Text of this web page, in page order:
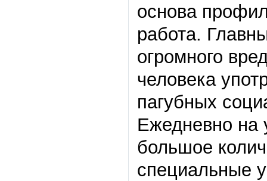
основа
работа.
огромного
человека
пагубных
Ежедневно
большое
специальные